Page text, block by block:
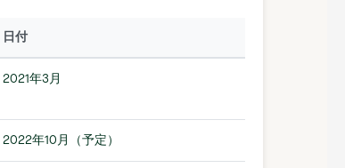
日付
2021年3月
2022年10月（予定）